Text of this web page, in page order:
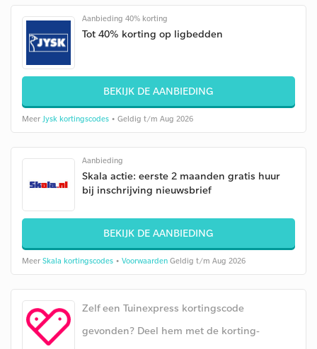
Aanbieding 40% korting
Tot 40% korting op ligbedden
BEKIJK DE AANBIEDING
Meer Jysk kortingscodes • Geldig t/m Aug 2026
Aanbieding
Skala actie: eerste 2 maanden gratis huur
bij inschrijving nieuwsbrief
BEKIJK DE AANBIEDING
Meer Skala kortingscodes • Voorwaarden Geldig t/m Aug 2026
Zelf een Tuinexpress kortingscode
gevonden? Deel hem met de korting-